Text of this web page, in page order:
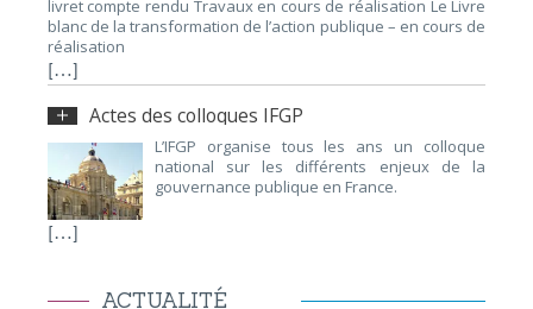
livret compte rendu Travaux en cours de réalisation Le Livre
blanc de la transformation de l’action publique – en cours de
réalisation
[…]
Actes des colloques IFGP
L’IFGP organise tous les ans un colloque
national sur les différents enjeux de la
gouvernance publique en France.
[…]
ACTUALITÉ